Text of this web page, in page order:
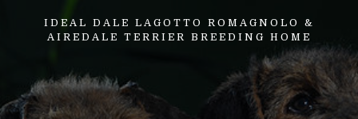
IDEAL DALE LAGOTTO ROMAGNOLO &
AIREDALE TERRIER BREEDING HOME